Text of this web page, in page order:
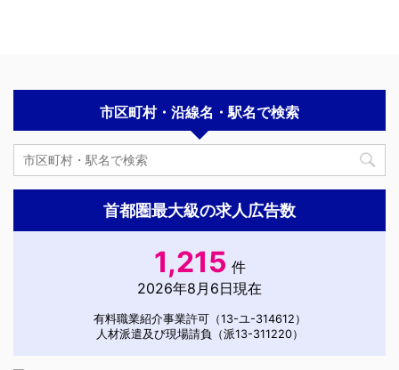
市区町村・沿線名・駅名で検索
首都圏最大級の求人広告数
1,215 件
2026年8月6日現在
有料職業紹介事業許可（13-ユ-314612）
人材派遣及び現場請負（派13-311220）